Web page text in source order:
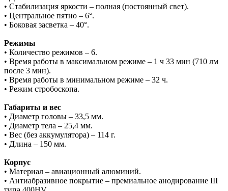
• Стабилизация яркости – полная (постоянный свет).
• Центральное пятно – 6°.
• Боковая засветка – 40°.
Режимы
• Количество режимов – 6.
• Время работы в максимальном режиме – 1 ч 33 мин (710 лм
после 3 мин).
• Время работы в минимальном режиме – 32 ч.
• Режим стробоскопа.
Габариты и вес
• Диаметр головы – 33,5 мм.
• Диаметр тела – 25,4 мм.
• Вес (без аккумулятора) – 114 г.
• Длина – 150 мм.
Корпус
• Материал – авиационный алюминий.
• Антиабразивное покрытие – премиальное анодирование III